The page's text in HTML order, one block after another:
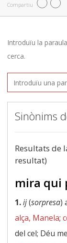
Compartiu
Introduïu la
cerca.
Sinònims
Resultats de
resultat)
mira qui
1.ij(sorpresa)
alça, Manela;
del cel; Déu